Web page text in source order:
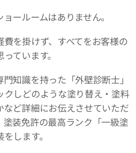
ールームはありません。
費を掛けず、すべてをお客様の
ています。
知識を持った「外壁診断士」
クしどのような塗り替え・塗料
など詳細にお伝えさせていただ
塗装免許の最高ランク「一級塗
します。